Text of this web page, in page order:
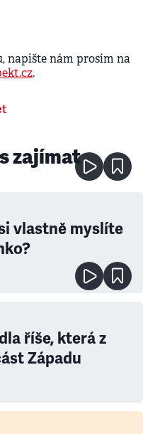
napište nám prosím na
.
zajímat
vlastně myslíte
říše, která z
Západu